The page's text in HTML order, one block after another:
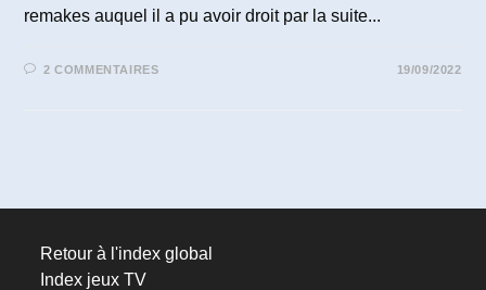
remakes auquel il a pu avoir droit par la suite...
2 COMMENTAIRES 19/09/2022
Retour à l'index global
Index jeux TV